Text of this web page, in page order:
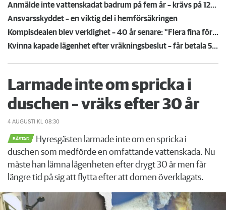
Anmälde inte vattenskadat badrum på fem år – krävs på 125 000 kronor
Ansvarsskyddet – en viktig del i hemförsäkringen
Kompisdealen blev verklighet – 40 år senare: "Flera fina fördelar med att dela bostad"
Kvinna kapade lägenhet efter vräkningsbeslut – får betala 50 000
Larmade inte om spricka i
duschen – vräks efter 30 år
4 AUGUSTI KL 08:30
BÅSTAD
Hyresgästen larmade inte om en spricka i
duschen som medförde en omfattande vattenskada. Nu
måste han lämna lägenheten efter drygt 30 år men får
längre tid på sig att flytta efter att domen överklagats.